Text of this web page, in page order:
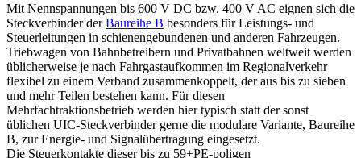
Mit Nennspannungen bis 600 V DC bzw. 400 V AC eignen sich die
Steckverbinder derBaureihe B besonders für Leistungs- und
Steuerleitungen in schienengebundenen und anderen Fahrzeugen.
Triebwagen von Bahnbetreibern und Privatbahnen weltweit werden
üblicherweise je nach Fahrgastaufkommen im Regionalverkehr
flexibel zu einem Verband zusammenkoppelt, der aus bis zu sieben
und mehr Teilen bestehen kann. Für diesen
Mehrfachtraktionsbetrieb werden hier typisch statt der sonst
üblichen UIC-Steckverbinder gerne die modulare Variante, Baureihe
B, zur Energie- und Signalübertragung eingesetzt.
Die Steuerkontakte dieser bis zu 59+PE-poligen